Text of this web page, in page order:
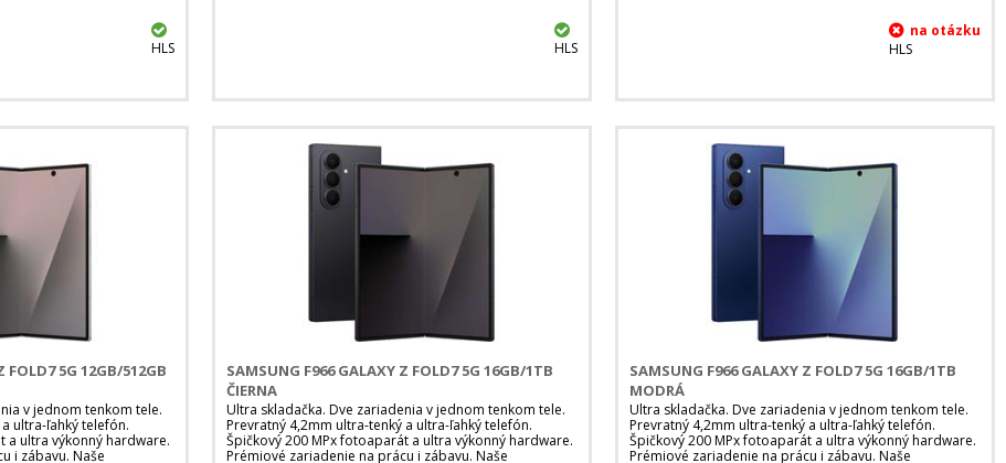
HLS HLS HLS
FOLD7 5G 12GB/512GB
v jednom tenkom tele.
ultra-ľahký telefón.
a ultra výkonný hardware.
i zábavu. Naše
SAMSUNG F966 GALAXY Z FOLD7 5G 16GB/1TB
ČIERNA
Ultra skladačka. Dve zariadenia v jednom tenkom tele.
Prevratný 4,2mm ultra-tenký a ultra-ľahký telefón.
Špičkový 200 MPx fotoaparát a ultra výkonný hardware.
Prémiové zariadenie na prácu i zábavu. Naše
SAMSUNG F966 GALAXY Z FOLD7 5G 16GB/1TB
MODRÁ
Ultra skladačka. Dve zariadenia v jednom tenkom tele.
Prevratný 4,2mm ultra-tenký a ultra-ľahký telefón.
Špičkový 200 MPx fotoaparát a ultra výkonný hardware.
Prémiové zariadenie na prácu i zábavu. Naše